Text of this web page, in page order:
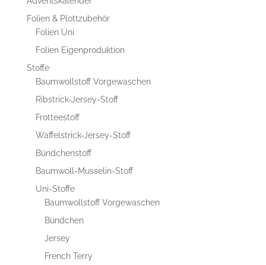
Folien & Plottzubehör
Folien Uni
Folien Eigenproduktion
Stoffe
Baumwollstoff Vorgewaschen
Ribstrick-Jersey-Stoff
Frotteestoff
Waffelstrick-Jersey-Stoff
Bündchenstoff
Baumwoll-Musselin-Stoff
Uni-Stoffe
Baumwollstoff Vorgewaschen
Bündchen
Jersey
French Terry